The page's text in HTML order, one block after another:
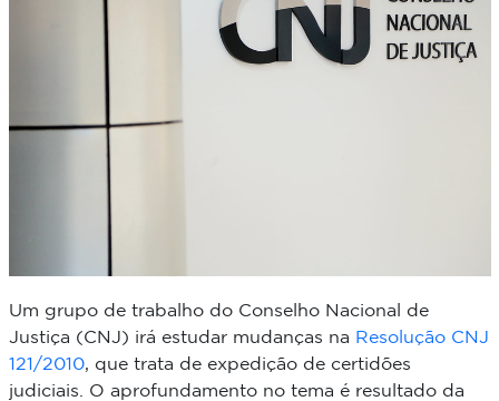
Um grupo de trabalho do Conselho Nacional de
Justiça (CNJ) irá estudar mudanças na Resolução CNJ
121/2010, que trata de expedição de certidões
judiciais. O aprofundamento no tema é resultado da